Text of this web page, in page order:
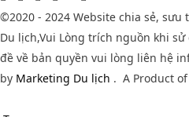
©2020 - 2024 Website chia sẻ,
Du lịch,Vui Lòng trích nguồn khi
đề về bản quyền vui lòng liên hệ
by Marketing Du lịch . A Product of